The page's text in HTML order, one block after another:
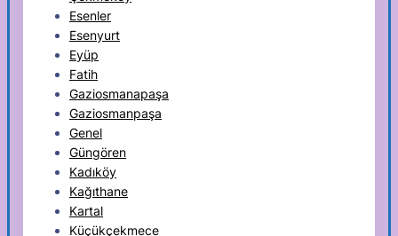
Esenler
Esenyurt
Eyüp
Fatih
Gaziosmanapaşa
Gaziosmanpaşa
Genel
Güngören
Kadıköy
Kağıthane
Kartal
Küçükçekmece